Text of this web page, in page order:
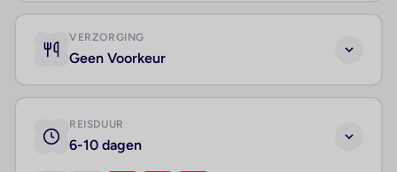
VERZORGING
Geen Voorkeur
REISDUUR
6-10 dagen